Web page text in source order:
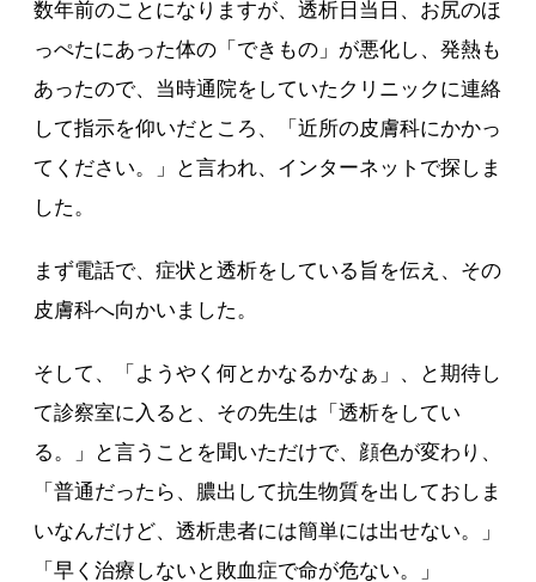
数年前のことになりますが、透析日当日、お尻のほ
っぺたにあった体の「できもの」が悪化し、発熱も
あったので、当時通院をしていたクリニックに連絡
して指示を仰いだところ、「近所の皮膚科にかかっ
てください。」と言われ、インターネットで探しま
した。
まず電話で、症状と透析をしている旨を伝え、その
皮膚科へ向かいました。
そして、「ようやく何とかなるかなぁ」、と期待し
て診察室に入ると、その先生は「透析をしてい
る。」と言うことを聞いただけで、顔色が変わり、
「普通だったら、膿出して抗生物質を出しておしま
いなんだけど、透析患者には簡単には出せない。」
「早く治療しないと敗血症で命が危ない。」